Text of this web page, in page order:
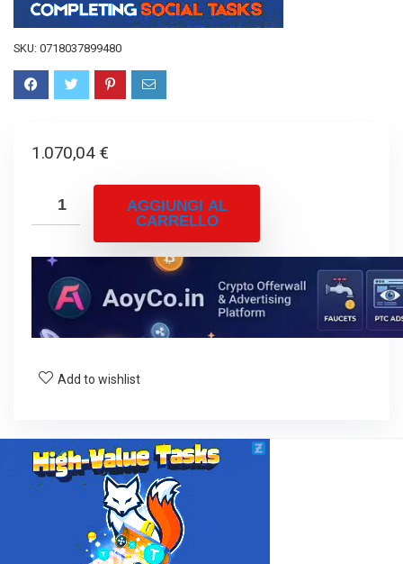
SKU: 0718037899480
1.070,04 €
AGGIUNGI AL
CARRELLO
Add to wishlist